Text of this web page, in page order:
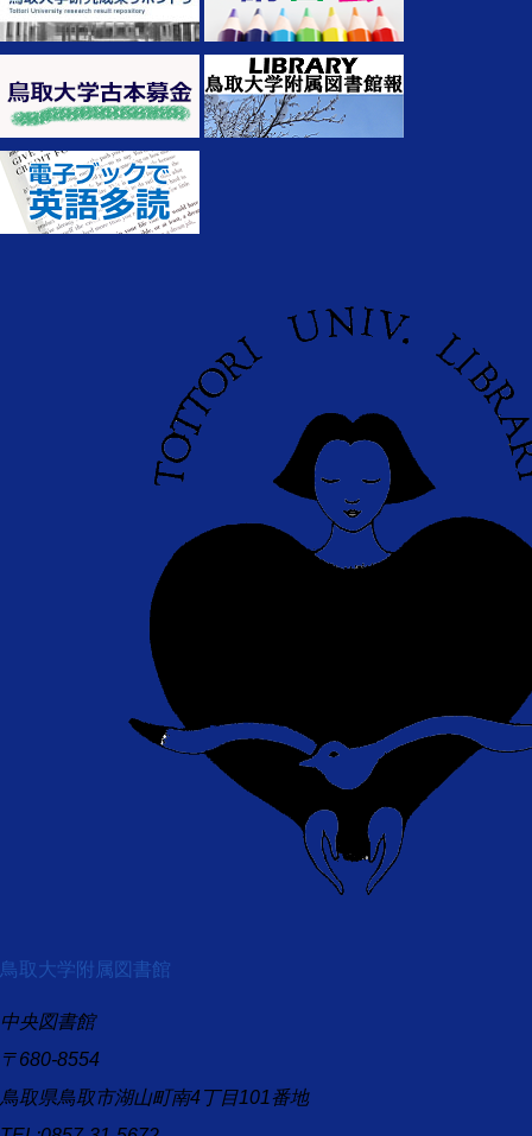
鳥取大学附属図書館
中央図書館
〒680-8554
鳥取県鳥取市湖山町南4丁目101番地